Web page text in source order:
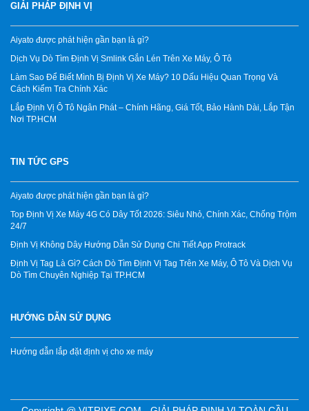
GIẢI PHÁP ĐỊNH VỊ
Aiyato được phát hiện gần bạn là gì?
Dịch Vụ Dò Tìm Định Vị Smlink Gắn Lén Trên Xe Máy, Ô Tô
Làm Sao Để Biết Mình Bị Định Vị Xe Máy? 10 Dấu Hiệu Quan Trọng Và
Cách Kiểm Tra Chính Xác
Lắp Định Vị Ô Tô Ngân Phát – Chính Hãng, Giá Tốt, Bảo Hành Dài, Lắp Tận
Nơi TP.HCM
TIN TỨC GPS
Aiyato được phát hiện gần bạn là gì?
Top Định Vị Xe Máy 4G Có Dây Tốt 2026: Siêu Nhỏ, Chính Xác, Chống Trộm
24/7
Định Vị Không Dây Hướng Dẫn Sử Dụng Chi Tiết App Protrack
Định Vị Tag Là Gì? Cách Dò Tìm Định Vị Tag Trên Xe Máy, Ô Tô Và Dịch Vụ
Dò Tìm Chuyên Nghiệp Tại TP.HCM
HƯỚNG DẪN SỬ DỤNG
Hướng dẫn lắp đặt định vị cho xe máy